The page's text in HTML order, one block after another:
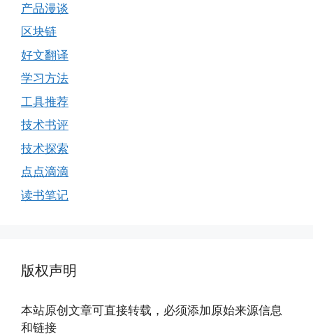
产品漫谈
区块链
好文翻译
学习方法
工具推荐
技术书评
技术探索
点点滴滴
读书笔记
版权声明
本站原创文章可直接转载，必须添加原始来源信息
和链接